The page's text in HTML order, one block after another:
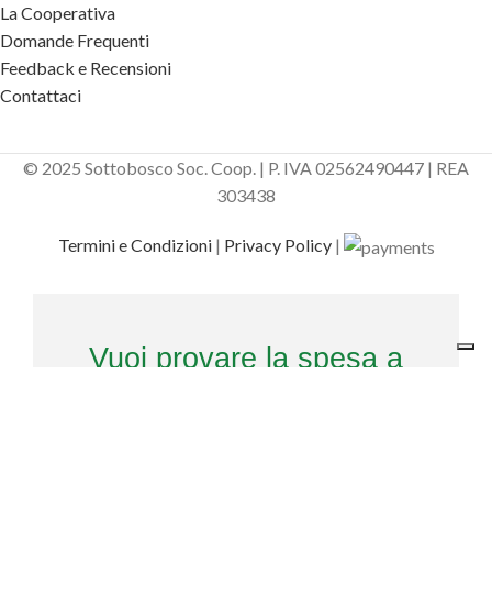
La Cooperativa
Domande Frequenti
Feedback e Recensioni
Contattaci
© 2025 Sottobosco Soc. Coop. | P. IVA 02562490447 | REA
303438
Termini e Condizioni| Privacy Policy|
Vuoi provare la spesa a